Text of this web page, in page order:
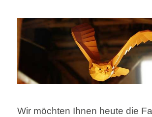
Wir möchten Ihnen heute die